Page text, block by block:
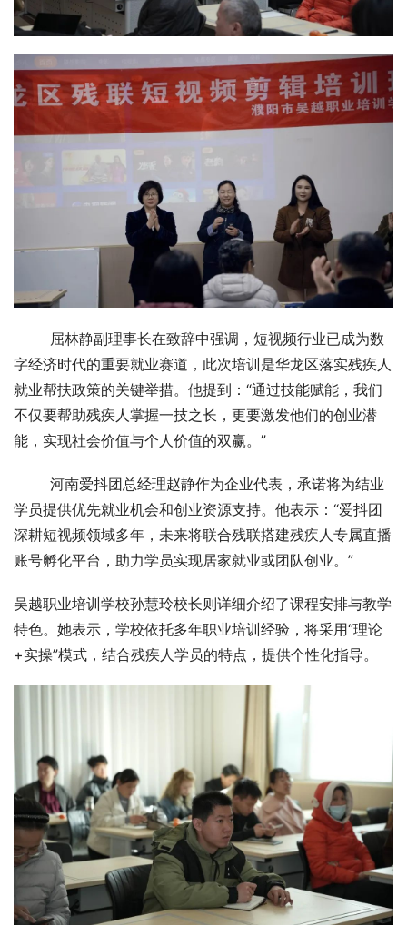
屈林静副理事长在致辞中强调，短视频行业已成为数
字经济时代的重要就业赛道，此次培训是华龙区落实残疾人
就业帮扶政策的关键举措。他提到：“通过技能赋能，我们
不仅要帮助残疾人掌握一技之长，更要激发他们的创业潜
能，实现社会价值与个人价值的双赢。”
河南爱抖团总经理赵静作为企业代表，承诺将为结业
学员提供优先就业机会和创业资源支持。他表示：“爱抖团
深耕短视频领域多年，未来将联合残联搭建残疾人专属直播
账号孵化平台，助力学员实现居家就业或团队创业。”
吴越职业培训学校孙慧玲校长则详细介绍了课程安排与教学
特色。她表示，学校依托多年职业培训经验，将采用“理论
+实操”模式，结合残疾人学员的特点，提供个性化指导。